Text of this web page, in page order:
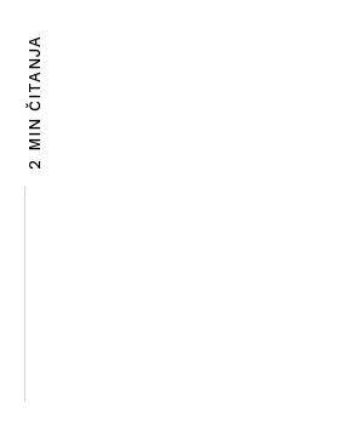
2 MIN ČITANJA